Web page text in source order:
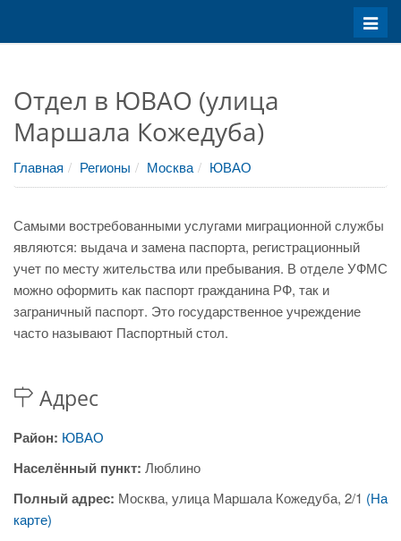
Меню
Отдел в ЮВАО (улица
Маршала Кожедуба)
Главная Регионы Москва ЮВАО
Самыми востребованными услугами миграционной службы
являются: выдача и замена паспорта, регистрационный
учет по месту жительства или пребывания. В отделе УФМС
можно оформить как паспорт гражданина РФ, так и
заграничный паспорт. Это государственное учреждение
часто называют Паспортный стол.
Адрес
Район: ЮВАО
Населённый пункт: Люблино
Полный адрес: Москва, улица Маршала Кожедуба, 2/1 (На
карте)